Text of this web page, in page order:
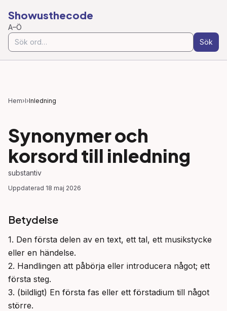
Showusthecode
A–Ö
Sök
Hem›I›Inledning
Synonymer och
korsord till inledning
substantiv
Uppdaterad 18 maj 2026
Betydelse
1. Den första delen av en text, ett tal, ett musikstycke
eller en händelse.
2. Handlingen att påbörja eller introducera något; ett
första steg.
3. (bildligt) En första fas eller ett förstadium till något
större.